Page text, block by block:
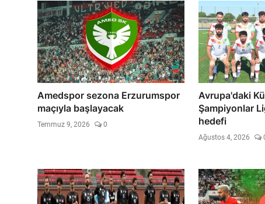
Amedspor sezona Erzurumspor
maçıyla başlayacak
Temmuz 9, 2026 0
Avrupa'daki
Şampiyonlar
hedefi
Ağustos 4, 2026